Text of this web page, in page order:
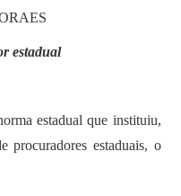
estadual
estadual que instituiu,
procuradores estaduais, o